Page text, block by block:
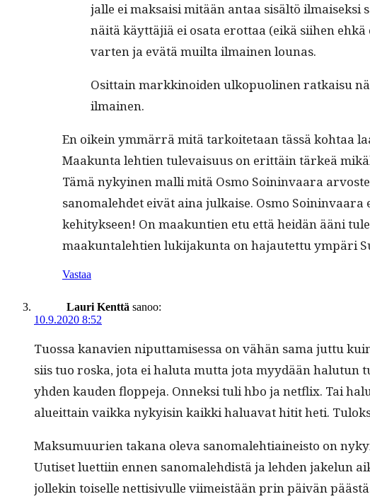
jalle ei mak­saisi mitään antaa sisältö ilmaisek­si
näitä käyt­täjiä ei osa­ta erot­taa (eikä siihen
varten ja evätä muil­ta ilmainen lounas.
Osit­tain markki­noiden ulkop­uo­li­nen ratkaisu
ilmainen.
En oikein ymmär­rä mitä tarkoite­taan tässä kohtaa
Maakun­ta lehtien tule­vaisu­us on erit­täin tärkeä
Tämä nykyi­nen malli mitä Osmo Soin­in­vaara
sanomale­hdet eivät aina julkaise. Osmo
kehi­tyk­seen! On maakun­tien etu että hei­dän ääni
maakun­tale­htien luk­i­jakun­ta on hajautet­tu ympäri
Vastaa
Lauri Kenttä sanoo:
10.9.2020 8:52
Tuos­sa kanavien niput­tamises­sa on vähän sama jut­tu
siis tuo ros­ka, jota ei halu­ta mut­ta jota myy­dään halu­tun
yhden kau­den floppe­ja. Onnek­si tuli hbo ja net­flix. Tai
alueit­tain vaik­ka nyky­isin kaik­ki halu­a­vat hitit heti.
Mak­sumuurien takana ole­va sanomale­hti­aineis­to on
Uutiset luet­ti­in ennen sanomale­hdis­tä ja lehden jakelun
jollekin toiselle net­ti­sivulle viimeistään prin päivän